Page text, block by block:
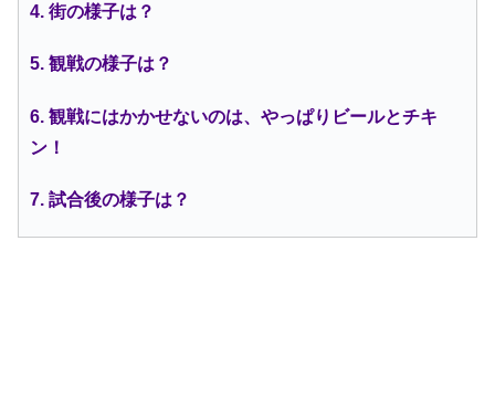
4. 街の様子は？
5. 観戦の様子は？
6. 観戦にはかかせないのは、やっぱりビールとチキ
ン！
7. 試合後の様子は？